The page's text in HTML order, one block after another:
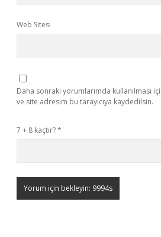
Web Sitesi
Daha sonraki yorumlarımda kullanılması
ve site adresim bu tarayıcıya kaydedilsin.
7 + 8 kaçtır?*